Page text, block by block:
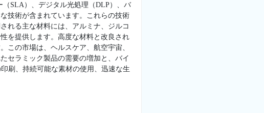
SLA）、デジタル光処理（DLP）、バ
技術が含まれています。これらの技術
れる主な材料には、アルミナ、ジルコ
を提供します。高度な材料と改良され
この市場は、ヘルスケア、航空宇宙、
セラミック製品の需要の増加と、バイ
刷、持続可能な素材の使用、迅速な生